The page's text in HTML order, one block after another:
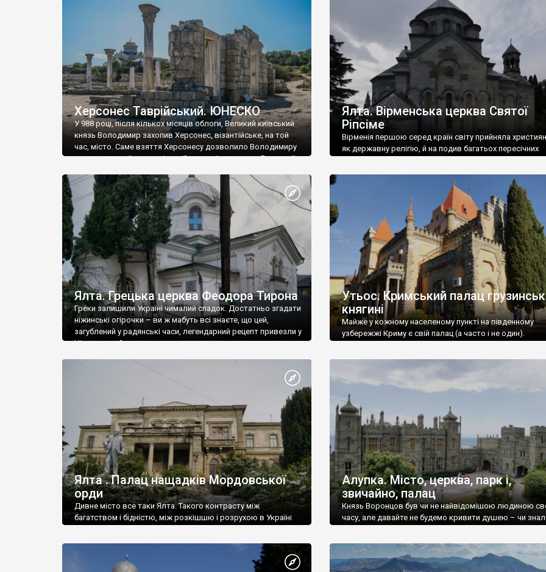
візантійської доби. Раритети викрадені з фондів об’єкту
культурної спадщини ЮНЕСКО «Херсонеса Таврійського».
Офіційно – на виставку «Золото Візантії», але експерти та
влада в Україні вважають це лише […]
називаються «повстяками» (postaki)…” “Вино. Крим
виробляє відмінне вино і його вдосталь: воно все
легке біле і дуже […]
Херсонес Таврійський. ЮНЕСКО
У 988 році, після кількох місяців облоги, Великий київський
князь Володимир захопив Херсонес, візантійське, на той
час, місто. Саме взяття Херсонесу дозволило Володимиру
диктувати свої умови візантійському імператору Василю ІІ,
Херсонесі Володимир-язичник, став Василем-
християнином. А потім було Хрещення Русі. На честь
Херсонесу Таврійського названо місто […]
Ялта. Вірменська церква Святої
Ріпсіме
Вірменія першою серед країн світу прийняла
як державну релігію, й на подив багатьох пересічних
Ялта. Грецька церква Феодора Тирона
Греки залишили Україні чималий спадок. Достатньо згадати
ніжинські огірочки – ви ж мабуть всі знаєте, що цей,
загублений у радянські часи, легендарний рецепт привезли у
Ніжин греки?
Утьос. Кримський палац
княгині
Майже у кожному населеному пункті на південному
узбережжі Криму є свій палац (а часто і не один).
Ялта . Палац нащадків Мордовської
орди
Дивне місто все таки Ялта. Такого контрасту між
багатством і бідністю, між розкішшю і розрухою в Україні
Алупка. Місто, церква, парк і,
звичайно, палац
Князь Воронцов був чи не найвідомішою людиною
часу, але давайте не будемо кривити душею – чи